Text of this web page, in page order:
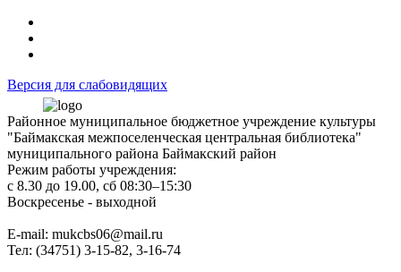
Версия для слабовидящих
Районное муниципальное бюджетное учреждение культуры
"Баймакская межпоселенческая центральная библиотека"
муниципального района Баймакский район
Режим работы учреждения:
с 8.30 до 19.00, сб 08:30–15:30
Воскресенье - выходной
Е-mail: mukcbs06@mail.ru
Тел: (34751) 3-15-82, 3-16-74